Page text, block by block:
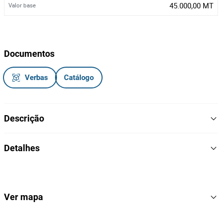
Valor base 45.000,00 MT
Documentos
Verbas Catálogo
Descrição
Marca/Modelo: Honda XL,
Detalhes
Referência
Ver mapa